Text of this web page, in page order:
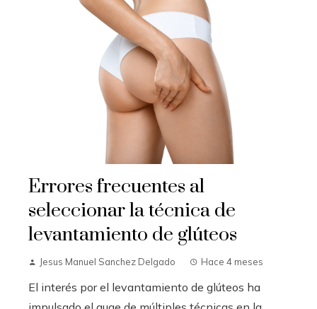
Errores frecuentes al
seleccionar la técnica de
levantamiento de glúteos
Jesus Manuel Sanchez Delgado Hace 4 meses
El interés por el levantamiento de glúteos ha